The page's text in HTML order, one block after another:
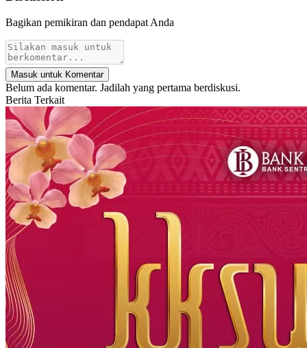
Bagikan pemikiran dan pendapat Anda
Masuk untuk Komentar
Belum ada komentar. Jadilah yang pertama berdiskusi.
Berita Terkait